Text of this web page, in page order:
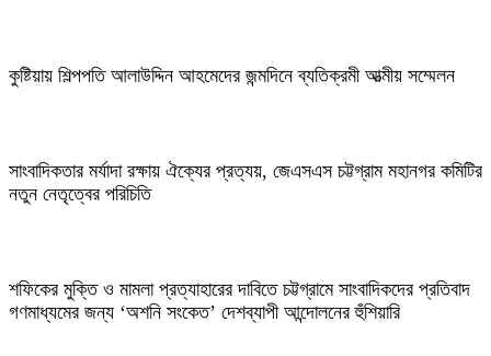
কুষ্টিয়ায় শিল্পপতি আলাউদ্দিন আহমেদের জন্মদিনে ব্যতিক্রমী আত্মীয় সম্মেলন
সাংবাদিকতার মর্যাদা রক্ষায় ঐক্যের প্রত্যয়, জেএসএস চট্টগ্রাম মহানগর কমিটির
নতুন নেতৃত্বের পরিচিতি
শফিকের মুক্তি ও মামলা প্রত্যাহারের দাবিতে চট্টগ্রামে সাংবাদিকদের প্রতিবাদ
গণমাধ্যমের জন্য ‘অশনি সংকেত’ দেশব্যাপী আন্দোলনের হুঁশিয়ারি